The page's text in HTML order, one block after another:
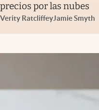
precios por las nubes
Verity RatcliffeyJamie Smyth